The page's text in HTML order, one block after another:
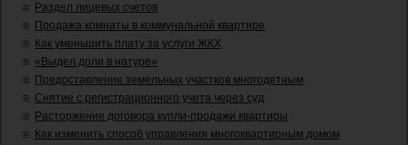
Раздел лицевых счетов
Продажа комнаты в коммунальной квартире
Как уменьшить плату за услуги ЖКХ
«Выдел доли в натуре»
Предоставление земельных участков многодетным
Снятие с регистрационного учета через суд
Расторжение договора купли-продажи квартиры
Как изменить способ управления многоквартирным домом